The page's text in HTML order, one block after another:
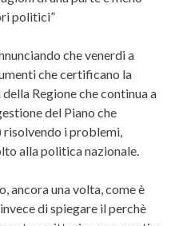
politici”
che venerdi a
che certificano la
Regione che continua a
del Piano che
i problemi,
alla politica nazionale.
ancora una volta, come è
di spiegare il perchè